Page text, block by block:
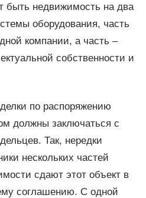
быть недвижимость на два
оборудования, часть
компании, а часть –
собственности и
по распоряжению
должны заключаться с
Так, нередки
нескольких частей
сдают этот объект в
соглашению. С одной